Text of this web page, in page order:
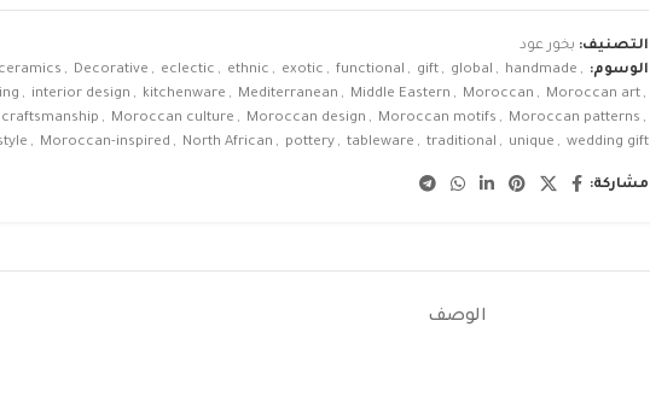
التصنيف: بخور عود
الوسوم:
ceramics , Decorative , eclectic , ethnic , exotic , functional , gift , global , handmade ,
, interior design , kitchenware , Mediterranean , Middle Eastern , Moroccan , Moroccan art ,
, Moroccan culture , Moroccan design , Moroccan motifs , Moroccan patterns ,
, Moroccan-inspired , North African , pottery , tableware , traditional , unique , wedding gift
مشاركة:
الوصف